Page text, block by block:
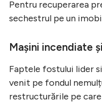
Pentru recuperarea
sechestrul pe un
Mașini incendiate
Faptele fostului lider
venit pe fondul
restructurările pe